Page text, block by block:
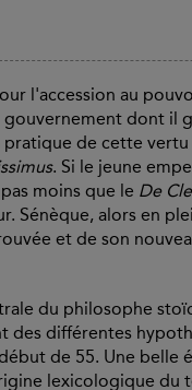
l'accession au
dont il
pratique de cette
. Si le jeune
moins que le De
Sénèque, alors en
et de son
du philosophe
des différentes
de 55. Une belle
lexicologique du